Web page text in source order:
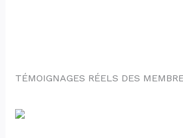
TÉMOIGNAGES RÉELS DES